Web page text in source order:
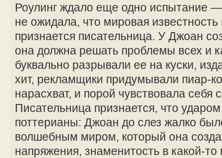
Роулинг ждало еще одно испытание
не ожидала, что мировая известность
признается писательница. У Джоан
она должна решать проблемы всех и
буквально разрывали ее на куски,
хит, рекламщики придумывали пиар-
нарасхват, и порой чувствовала себя
Писательница признается, что
поттерианы: Джоан до слез жалко
волшебным миром, который она
напряжения, знаменитость в какой-